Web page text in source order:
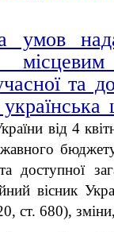
умов
та
від 4
доступної
вісник
ст. 680),